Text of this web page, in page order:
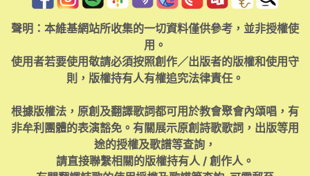
聲明：本維基網站所收集的一切資料僅供參考，並非授權使
用。
使用者若要使用敬請必須按照創作／出版者的版權和使用守
則，版權持有人有權追究法律責任。
根據版權法，原創及翻譯歌詞都可用於教會聚會內頌唱，有
非牟利團體的表演豁免。有關展示原創詩歌歌詞，出版等用
途的授權及歌譜等查詢，
請直接聯繫相關的版權持有人 / 創作人。